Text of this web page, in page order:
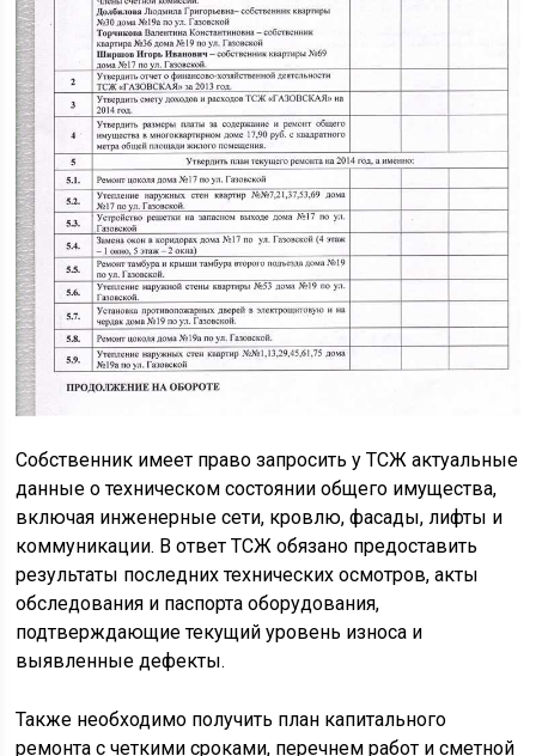
Собственник имеет право запросить у ТСЖ актуальные
данные о техническом состоянии общего имущества,
включая инженерные сети, кровлю, фасады, лифты и
коммуникации. В ответ ТСЖ обязано предоставить
результаты последних технических осмотров, акты
обследования и паспорта оборудования,
подтверждающие текущий уровень износа и
выявленные дефекты.
Также необходимо получить план капитального
ремонта с четкими сроками, перечнем работ и сметной